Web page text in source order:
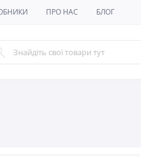
ПРО НАС БЛОГ